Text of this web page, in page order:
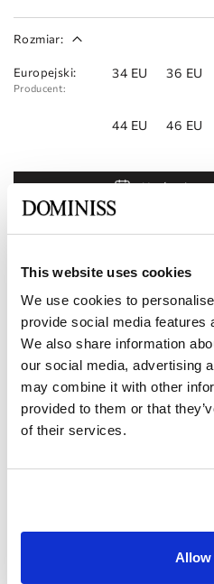
This website uses cookies
We use cookies to
provide social media features
We also share information
our social media, advertising
may combine it with other
provided to them or that
of their services.
Allow
Rozmiar:
Europejski:
Producent:
34 EU 36 EU
44 EU 46 EU
Umów się na
Znajdź sklep
Kod produktu: 10111687
Charakterystyka
Dostawa i płatność
MOŻE CI SIĘ